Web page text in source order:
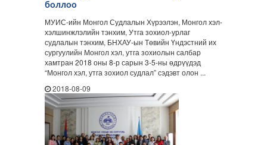
боллоо
МУИС-ийн Монгол Судлалын Хүрээлэн, Монгол хэл-
хэлшинжлэлийн тэнхим, Утга зохиол-урлаг
судлалын тэнхим, БНХАУ-ын Төвийн Үндэстний их
сургуулийн Монгол хэл, утга зохиолын салбар
хамтран 2018 оны 8-р сарын 3-5-ны өдрүүдэд
“Монгол хэл, утга зохиол судлал” сэдэвт олон ...
2018-08-09